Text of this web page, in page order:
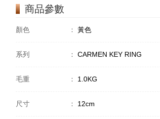
商品參數
顏色 ： 黃色
系列 ： CARMEN KEY RING
毛重 ： 1.0KG
尺寸 ： 12cm